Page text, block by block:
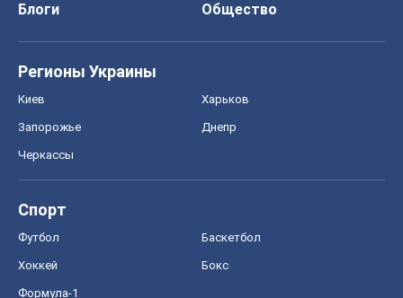
Блоги
Общество
Регионы Украины
Киев Харьков
Запорожье Днепр
Черкассы
Спорт
Футбол Баскетбол
Хоккей Бокс
Формула-1